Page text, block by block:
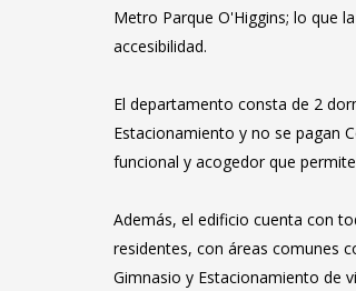
Metro Parque O'Higgins; lo que
accesibilidad.
El departamento consta de 2
Estacionamiento y no se pagan
funcional y acogedor que
Además, el edificio cuenta con
residentes, con áreas comunes
Gimnasio y Estacionamiento de